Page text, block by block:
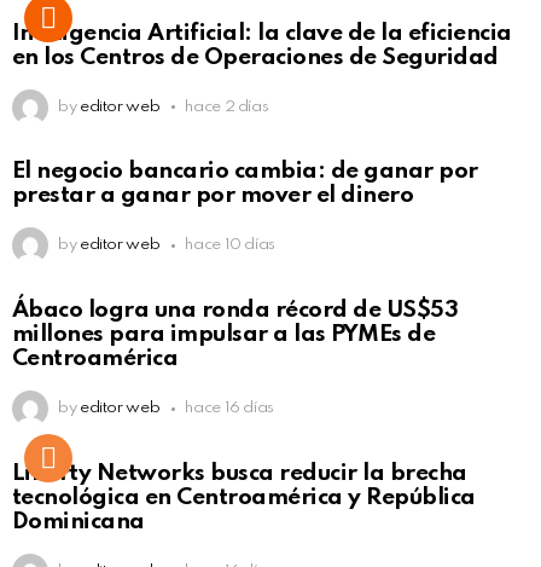
Inteligencia Artificial: la clave de la eficiencia
en los Centros de Operaciones de Seguridad
by editor web hace 2 días
El negocio bancario cambia: de ganar por
prestar a ganar por mover el dinero
by editor web hace 10 días
Click to view this post
Ábaco logra una ronda récord de US$53
millones para impulsar a las PYMEs de
Centroamérica
by editor web hace 16 días
Liberty Networks busca reducir la brecha
tecnológica en Centroamérica y República
Dominicana